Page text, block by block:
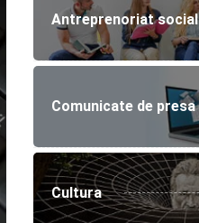
Antreprenoriat social
Comunicate de presa
Cultura